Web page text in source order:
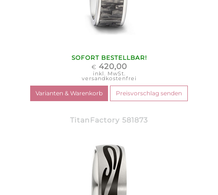
SOFORT BESTELLBAR!
€ 420,00
inkl. MwSt.
versandkostenfrei
TitanFactory 581873